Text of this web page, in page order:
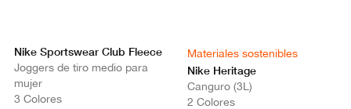
Nike Sportswear Club Fleece
Joggers de tiro medio para
mujer
3 Colores
Materiales sostenibles
Nike Heritage
Canguro (3L)
2 Colores